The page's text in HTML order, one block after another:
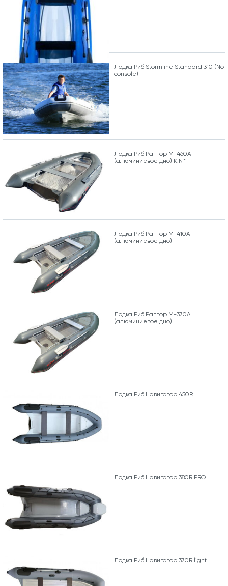
Лодка Риб Stormline Standard 310 (No
console)
Лодка Риб Раптор М-460А
(алюминиевое дно) К.№1
Лодка Риб Раптор М-410А
(алюминиевое дно)
Лодка Риб Раптор М-370А
(алюминиевое дно)
Лодка Риб Навигатор 450R
Лодка Риб Навигатор 380R PRO
Лодка Риб Навигатор 370R light